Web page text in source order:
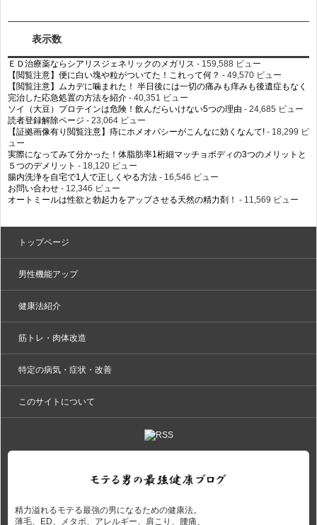
表示数
ＥＤ治療薬ならシアリスジェネリックのメガリス - 159,588 ビュー
【閲覧注意】便に白い塊や粒がついてた！これって何？ - 49,570 ビュー
【閲覧注意】ムカデに噛まれた！ 半日後には一切の痛みも痒みも後遺症もなく
完治した応急処置の方法を紹介 - 40,351 ビュー
ソイ（大豆）プロテインは危険！飲んだらいけない5つの理由 - 24,685 ビュー
読者登録解除ページ - 23,064 ビュー
【証拠画像有り閲覧注意】痔にホメオパシーがこんなに効くなんて! - 18,299 ビ
ュー
実際になってみて分かった！体脂肪率1桁細マッチョボディの3つのメリットと
５つのデメリット - 18,120 ビュー
腸内洗浄を自宅で1人で正しくやる方法 - 16,546 ビュー
お問い合わせ - 12,346 ビュー
オートミールは性欲と勃起力をアップさせる天然の精力剤！ - 11,569 ビュー
トップページ
男性機能アップ
健康法紹介
筋トレ・肉体改造
特定の病気・症状・改善
このサイトについて
精力溢れるモテる最強の男になるための健康法。
薄毛、ED、メタボ、アレルギー、肩こり、腰痛、